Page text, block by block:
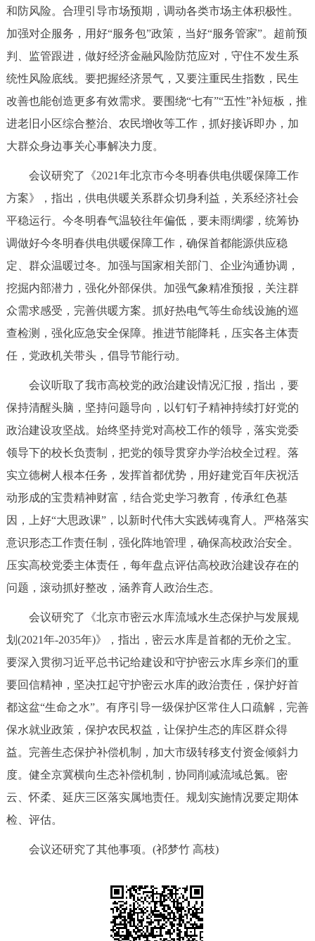
北京概况 十六区概览 人文北京
绿色北京 图说北京 视频北京
多语种
ENGLISH 한국어
DEUTSCH FRANÇAIS РУССКИЙ ЯЗЫК
العربية
回到顶部
和防风险。合理引导市场预期，调动各类市场主体积极性。
加强对企服务，用好“服务包”政策，当好“服务管家”。超前预
判、监管跟进，做好经济金融风险防范应对，守住不发生系
统性风险底线。要把握经济景气，又要注重民生指数，民生
改善也能创造更多有效需求。要围绕“七有”“五性”补短板，推
进老旧小区综合整治、农民增收等工作，抓好接诉即办，加
大群众身边事关心事解决力度。
会议研究了《2021年北京市今冬明春供电供暖保障工作
方案》，指出，供电供暖关系群众切身利益，关系经济社会
平稳运行。今冬明春气温较往年偏低，要未雨绸缪，统筹协
调做好今冬明春供电供暖保障工作，确保首都能源供应稳
定、群众温暖过冬。加强与国家相关部门、企业沟通协调，
挖掘内部潜力，强化外部保供。加强气象精准预报，关注群
众需求感受，完善供暖方案。抓好热电气等生命线设施的巡
查检测，强化应急安全保障。推进节能降耗，压实各主体责
任，党政机关带头，倡导节能行动。
会议听取了我市高校党的政治建设情况汇报，指出，要
保持清醒头脑，坚持问题导向，以钉钉子精神持续打好党的
政治建设攻坚战。始终坚持党对高校工作的领导，落实党委
领导下的校长负责制，把党的领导贯穿办学治校全过程。落
实立德树人根本任务，发挥首都优势，用好建党百年庆祝活
动形成的宝贵精神财富，结合党史学习教育，传承红色基
因，上好“大思政课”，以新时代伟大实践铸魂育人。严格落实
意识形态工作责任制，强化阵地管理，确保高校政治安全。
压实高校党委主体责任，每年盘点评估高校政治建设存在的
问题，滚动抓好整改，涵养育人政治生态。
会议研究了《北京市密云水库流域水生态保护与发展规
划(2021年-2035年)》，指出，密云水库是首都的无价之宝。
要深入贯彻习近平总书记给建设和守护密云水库乡亲们的重
要回信精神，坚决扛起守护密云水库的政治责任，保护好首
都这盆“生命之水”。有序引导一级保护区常住人口疏解，完善
保水就业政策，保护农民权益，让保护生态的库区群众得
益。完善生态保护补偿机制，加大市级转移支付资金倾斜力
度。健全京冀横向生态补偿机制，协同削减流域总氮。密
云、怀柔、延庆三区落实属地责任。规划实施情况要定期体
检、评估。
会议还研究了其他事项。(祁梦竹 高枝)